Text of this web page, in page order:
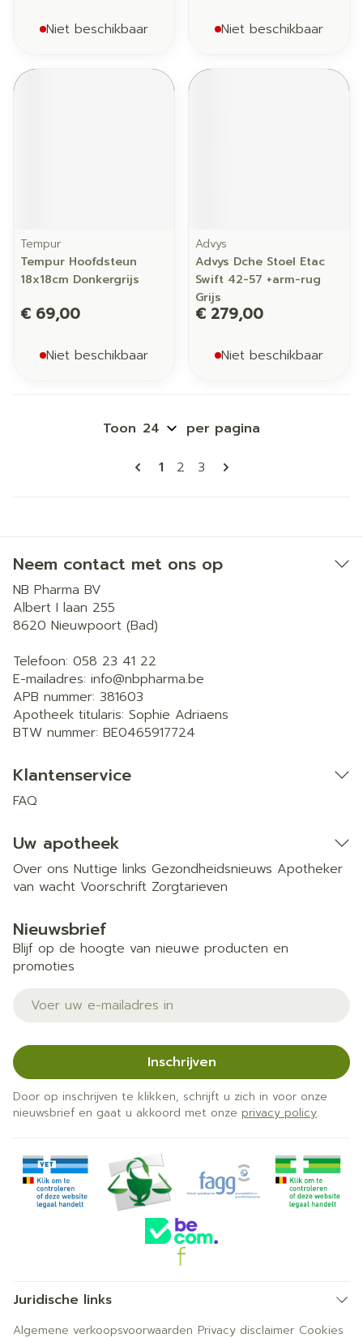
Niet beschikbaar Niet beschikbaar
Tempur
Tempur Hoofdsteun
18x18cm Donkergrijs
€ 69,00
Niet beschikbaar
Advys
Advys Dche Stoel Etac
Swift 42-57 +arm-rug
Grijs
€ 279,00
Niet beschikbaar
Pagina's
U lees momenteel pagina
1 Pagina
2 Pagina
3
Toon per pagina
Neem contact met ons op
NB Pharma BV
Albert I laan 255
8620 Nieuwpoort (Bad)
Telefoon: 058 23 41 22
E-mailadres: info@nbpharma.be
APB nummer: 381603
Apotheek titularis: Sophie Adriaens
BTW nummer: BE0465917724
Klantenservice
FAQ
Uw apotheek
Over ons Nuttige links Gezondheidsnieuws Apotheker
van wacht Voorschrift Zorgtarieven
Nieuwsbrief
Blijf op de hoogte van nieuwe producten en
promoties
E-mail adres
Inschrijven
Door op inschrijven te klikken, schrijft u zich in voor onze
nieuwsbrief en gaat u akkoord met onze privacy policy.
Juridische links
Algemene verkoopsvoorwaarden Privacy disclaimer Cookies